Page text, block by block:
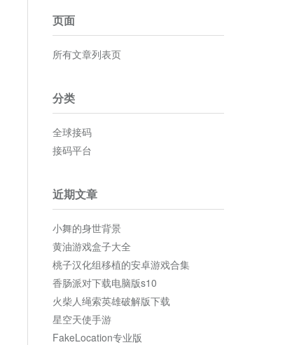
页面
所有文章列表页
分类
全球接码
接码平台
近期文章
小舞的身世背景
黄油游戏盒子大全
桃子汉化组移植的安卓游戏合集
香肠派对下载电脑版s10
火柴人绳索英雄破解版下载
星空天使手游
FakeLocation专业版